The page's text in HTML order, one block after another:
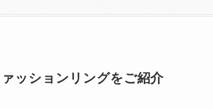
ッションリングをご紹介